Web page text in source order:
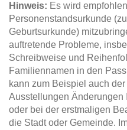
Hinweis: Es wird
Personenstandsurkunde
Geburtsurkunde)
auftretende Probleme,
Schreibweise und
Familiennamen in den
kann zum Beispiel auch
Ausstellungen Änderungen
oder bei der erstmaligen
die Stadt oder Gemeinde.